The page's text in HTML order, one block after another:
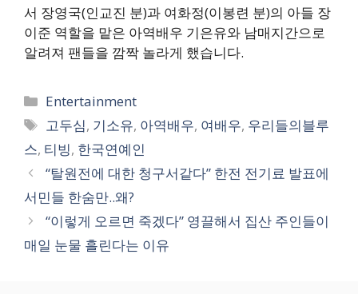
서 장영국(인교진 분)과 여화정(이봉련 분)의 아들 장
이준 역할을 맡은 아역배우 기은유와 남매지간으로
알려져 팬들을 깜짝 놀라게 했습니다.
카
테
리
Entertainment
태
그
고두심, 기소유, 아역배우, 여배우, 우리들의블루
스, 티빙, 한국연예인
“탈원전에 대한 청구서같다” 한전 전기료 발표에
서민들 한숨만..왜?
“이렇게 오르면 죽겠다” 영끌해서 집산 주인들이
매일 눈물 흘린다는 이유